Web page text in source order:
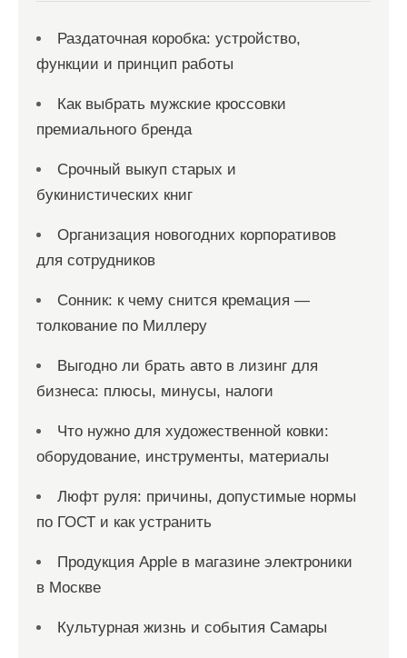
Раздаточная коробка: устройство,
функции и принцип работы
Как выбрать мужские кроссовки
премиального бренда
Срочный выкуп старых и
букинистических книг
Организация новогодних корпоративов
для сотрудников
Сонник: к чему снится кремация —
толкование по Миллеру
Выгодно ли брать авто в лизинг для
бизнеса: плюсы, минусы, налоги
Что нужно для художественной ковки:
оборудование, инструменты, материалы
Люфт руля: причины, допустимые нормы
по ГОСТ и как устранить
Продукция Apple в магазине электроники
в Москве
Культурная жизнь и события Самары